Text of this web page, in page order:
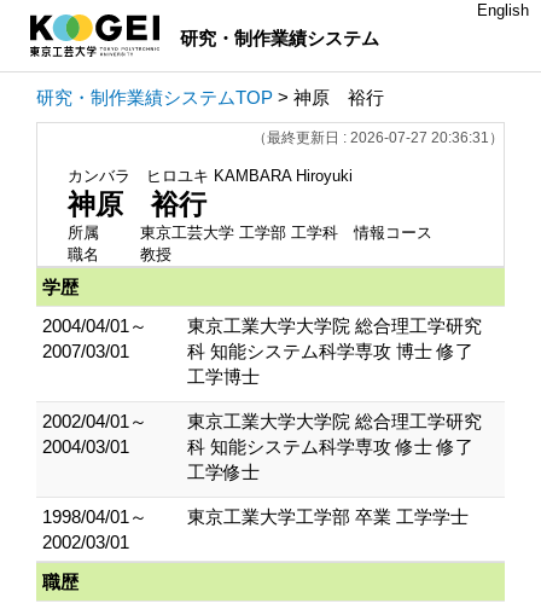
研究・制作業績システム
English
研究・制作業績システムTOP > 神原 裕行
（最終更新日 : 2026-07-27 20:36:31）
カンバラ ヒロユキ KAMBARA Hiroyuki
神原 裕行
所属
東京工芸大学 工学部 工学科 情報コース
職名
教授
学歴
2004/04/01～
2007/03/01
東京工業大学大学院 総合理工学研究
科 知能システム科学専攻 博士 修了
工学博士
2002/04/01～
2004/03/01
東京工業大学大学院 総合理工学研究
科 知能システム科学専攻 修士 修了
工学修士
1998/04/01～
2002/03/01
東京工業大学工学部 卒業 工学学士
職歴